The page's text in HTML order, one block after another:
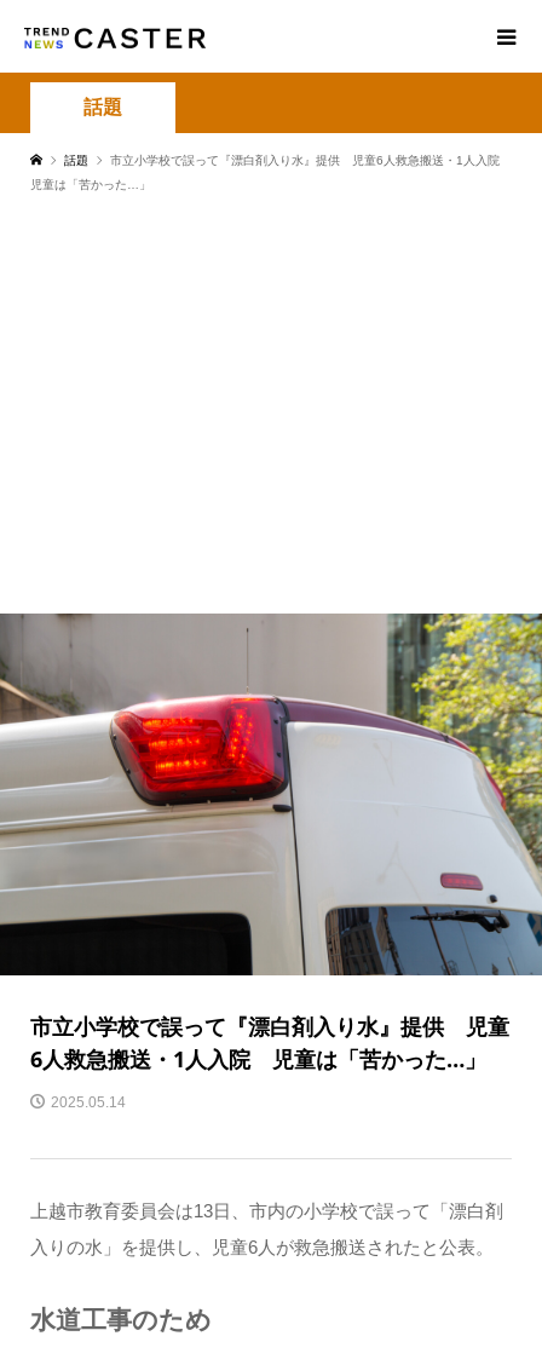
話題
話題
市立小学校で誤って『漂白剤入り水』提供 児童6人救急搬送・1人入院
児童は「苦かった…」
市立小学校で誤って『漂白剤入り水』提供 児童
6人救急搬送・1人入院 児童は「苦かった…」
2025.05.14
上越市教育委員会は13日、市内の小学校で誤って「漂白剤
入りの水」を提供し、児童6人が救急搬送されたと公表。
水道工事のため